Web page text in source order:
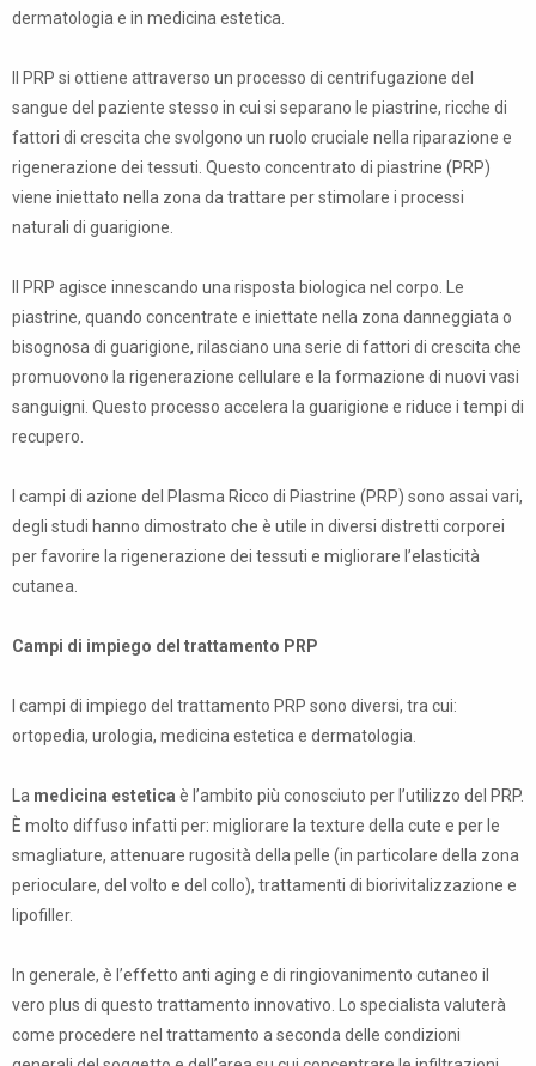
dermatologia e in medicina estetica.
Il PRP si ottiene attraverso un processo di centrifugazione del
sangue del paziente stesso in cui si separano le piastrine, ricche di
fattori di crescita che svolgono un ruolo cruciale nella riparazione e
rigenerazione dei tessuti. Questo concentrato di piastrine (PRP)
viene iniettato nella zona da trattare per stimolare i processi
naturali di guarigione.
Il PRP agisce innescando una risposta biologica nel corpo. Le
piastrine, quando concentrate e iniettate nella zona danneggiata o
bisognosa di guarigione, rilasciano una serie di fattori di crescita che
promuovono la rigenerazione cellulare e la formazione di nuovi vasi
sanguigni. Questo processo accelera la guarigione e riduce i tempi di
recupero.
I campi di azione del Plasma Ricco di Piastrine (PRP) sono assai vari,
degli studi hanno dimostrato che è utile in diversi distretti corporei
per favorire la rigenerazione dei tessuti e migliorare l’elasticità
cutanea.
Campi di impiego del trattamento PRP
I campi di impiego del trattamento PRP sono diversi, tra cui:
ortopedia, urologia, medicina estetica e dermatologia.
La medicina estetica è l’ambito più conosciuto per l’utilizzo del PRP.
È molto diffuso infatti per: migliorare la texture della cute e per le
smagliature, attenuare rugosità della pelle (in particolare della zona
perioculare, del volto e del collo), trattamenti di biorivitalizzazione e
lipofiller.
In generale, è l’effetto anti aging e di ringiovanimento cutaneo il
vero plus di questo trattamento innovativo. Lo specialista valuterà
come procedere nel trattamento a seconda delle condizioni